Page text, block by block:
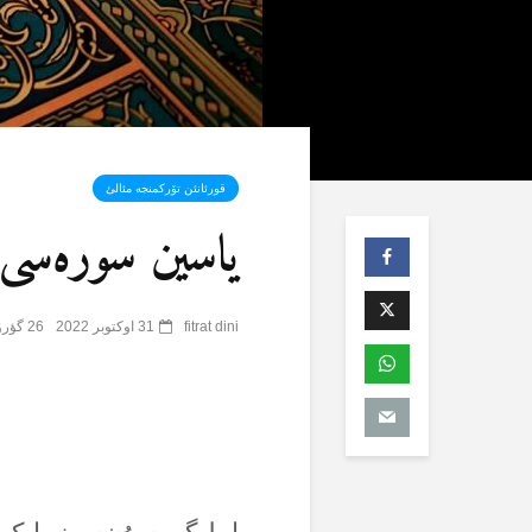
قورئانئن تۆرکمنجە مئالئ
یاسین سورەسی
fitrat dini 31 اوکتوبر 2022 26 گؤرۆنتۆلنمە